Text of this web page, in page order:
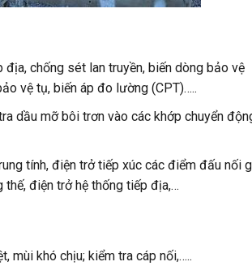
chống sét lan truyền, biến dòng bảo vệ
vệ tụ, biến áp đo lường (CPT)…..
dầu mỡ bôi trơn vào các khớp chuyển
tính, điện trở tiếp xúc các điểm đấu nối
thế, điện trở hệ thống tiếp địa,…
mùi khó chịu; kiểm tra cáp nối,…..